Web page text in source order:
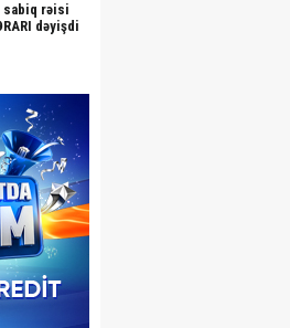
rəisi
dəyişdi